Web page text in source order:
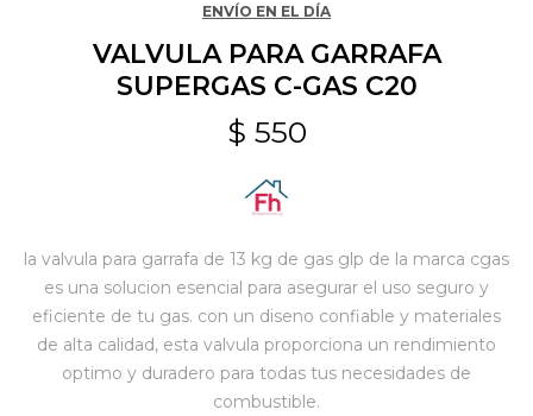
ENVÍO EN EL DÍA
VALVULA PARA GARRAFA
SUPERGAS C-GAS C20
$ 550
la valvula para garrafa de 13 kg de gas glp de la marca cgas
es una solucion esencial para asegurar el uso seguro y
eficiente de tu gas. con un diseno confiable y materiales
de alta calidad, esta valvula proporciona un rendimiento
optimo y duradero para todas tus necesidades de
combustible.
Mascotas
Gastronomía